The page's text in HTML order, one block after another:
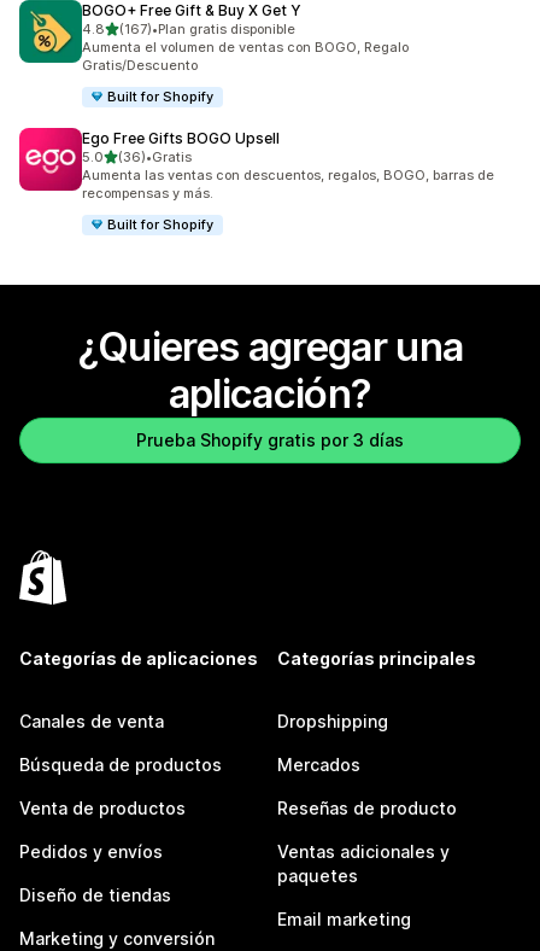
BOGO+ Free Gift & Buy X Get Y
4.8de 5 estrellas
(167)
167 reseñas en total
•Plan gratis disponible
Aumenta el volumen de ventas con BOGO, Regalo
Gratis/Descuento
Built for Shopify
Ego Free Gifts BOGO Upsell
5.0de 5 estrellas
(36)
36 reseñas en total
•Gratis
Aumenta las ventas con descuentos, regalos, BOGO, barras de
recompensas y más.
Built for Shopify
¿Quieres agregar una
aplicación?
Prueba Shopify gratis por 3 días
Categorías de aplicaciones
Canales de venta
Búsqueda de productos
Venta de productos
Pedidos y envíos
Diseño de tiendas
Marketing y conversión
Categorías principales
Dropshipping
Mercados
Reseñas de producto
Ventas adicionales y
paquetes
Email marketing